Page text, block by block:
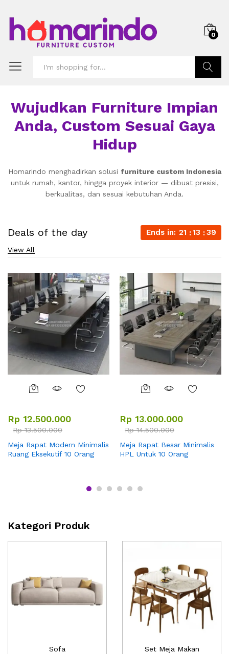
0
Wujudkan Furniture Impian
Anda, Custom Sesuai Gaya
Hidup
Homarindo menghadirkan solusi furniture custom Indonesia
untuk rumah, kantor, hingga proyek interior — dibuat presisi,
berkualitas, dan sesuai kebutuhan Anda.
Deals of the day Ends in: 21 13 38
View All
Rp 12.500.000
Rp13.500.000
Meja Rapat Modern Minimalis
Ruang Eksekutif 10 Orang
Rp 13.000.000
Rp14.500.000
Meja Rapat Besar Minimalis
HPL Untuk 10 Orang
Kategori Produk
Sofa Set Meja Makan